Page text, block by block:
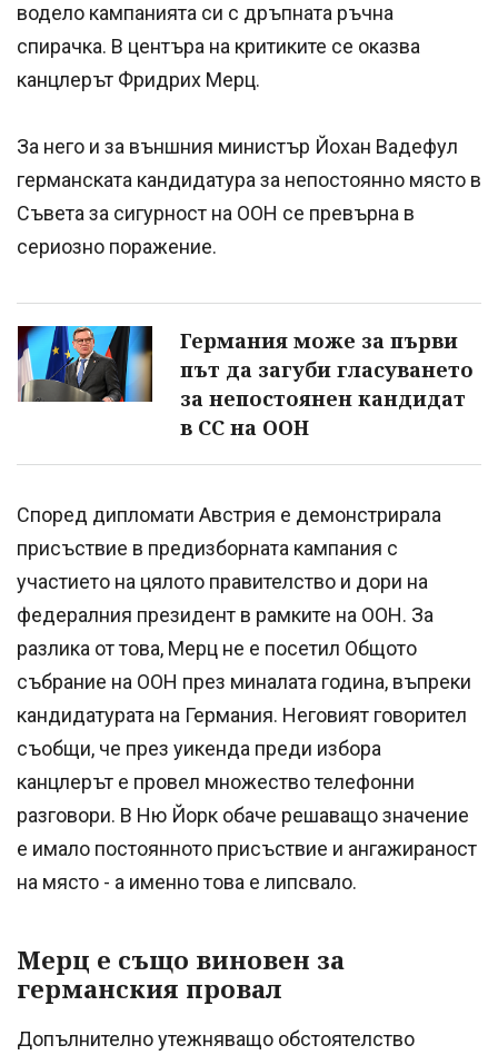
водело кампанията си с дръпната ръчна
спирачка. В центъра на критиките се оказва
канцлерът Фридрих Мерц.
За него и за външния министър Йохан Вадефул
германската кандидатура за непостоянно място в
Съвета за сигурност на ООН се превърна в
сериозно поражение.
Германия може за първи
път да загуби гласуването
за непостоянен кандидат
в СС на ООН
Според дипломати Австрия е демонстрирала
присъствие в предизборната кампания с
участието на цялото правителство и дори на
федералния президент в рамките на ООН. За
разлика от това, Мерц не е посетил Общото
събрание на ООН през миналата година, въпреки
кандидатурата на Германия. Неговият говорител
съобщи, че през уикенда преди избора
канцлерът е провел множество телефонни
разговори. В Ню Йорк обаче решаващо значение
е имало постоянното присъствие и ангажираност
на място - а именно това е липсвало.
Мерц е също виновен за
германския провал
Допълнително утежняващо обстоятелство